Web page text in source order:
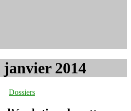
janvier 2014
Catégories
Dossiers